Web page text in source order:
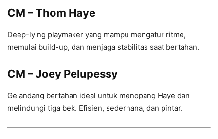
CM – Thom Haye
Deep-lying playmaker yang mampu mengatur ritme,
memulai build-up, dan menjaga stabilitas saat bertahan.
CM – Joey Pelupessy
Gelandang bertahan ideal untuk menopang Haye dan
melindungi tiga bek. Efisien, sederhana, dan pintar.